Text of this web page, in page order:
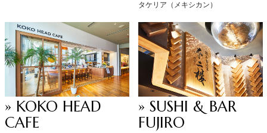
タケリア（メキシカン）
» KOKO HEAD
CAFE
» SUSHI & BAR
FUJIRO